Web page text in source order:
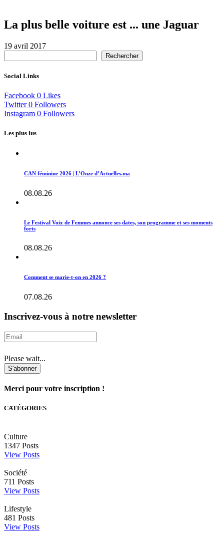
La plus belle voiture est ... une Jaguar
19 avril 2017
Rechercher
Social Links
Facebook 0 Likes
Twitter 0 Followers
Instagram 0 Followers
Les plus lus
CAN féminine 2026 | L’Onze d’Actuelles.ma
08.08.26
Le Festival Voix de Femmes annonce ses dates, son programme et ses moments
forts
08.08.26
Comment se marie-t-on en 2026 ?
07.08.26
Inscrivez-vous à notre newsletter
Please wait...
S'abonner
Merci pour votre inscription !
CATÉGORIES
Culture
1347 Posts
View Posts
Société
711 Posts
View Posts
Lifestyle
481 Posts
View Posts